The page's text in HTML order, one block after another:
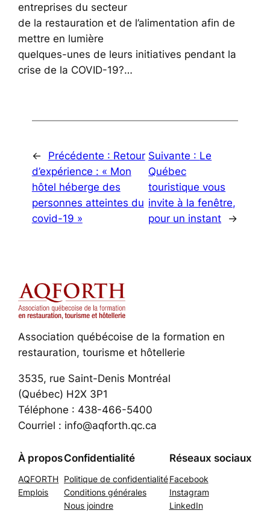
entreprises du secteur
de la restauration et de l’alimentation afin de
mettre en lumière
quelques-unes de leurs initiatives pendant la
crise de la COVID-19?…
← Précédente : Retour
d’expérience : « Mon
hôtel héberge des
personnes atteintes du
covid-19 »
Suivante : Le
Québec
touristique vous
invite à la fenêtre,
pour un instant
→
Association québécoise de la formation en
restauration, tourisme et hôtellerie
3535, rue Saint-Denis Montréal
(Québec) H2X 3P1
Téléphone : 438-466-5400
Courriel : info@aqforth.qc.ca
À propos
AQFORTH
Emplois
Confidentialité
Politique de confidentialité
Conditions générales
Nous joindre
Réseaux sociaux
Facebook
Instagram
LinkedIn